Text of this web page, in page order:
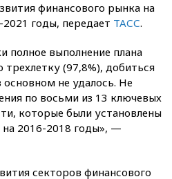
финансового рынка на
годы, передает ТАСС.
полное выполнение плана
(97,8%), добиться
не удалось. Не
по восьми из 13 ключевых
которые были установлены
на 2016-2018 годы», —
секторов финансового